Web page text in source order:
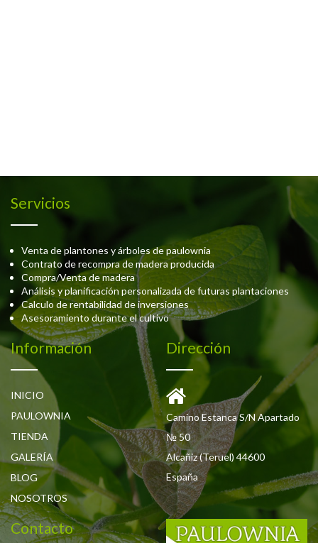
Servicios
Venta de plantones y árboles de paulownia
Contrato de recompra de madera producida
Compra/Venta de madera
Análisis y planificación personalizada de futuras plantaciones
Calculo de rentabilidad de inversiones
Asesoramiento durante el cultivo
Información
INICIO
PAULOWNIA
TIENDA
GALERÍA
BLOG
NOSOTROS
Dirección
Camino Estanca S/N Apartado
№ 50
Alcañiz (Teruel) 44600
España
Contacto